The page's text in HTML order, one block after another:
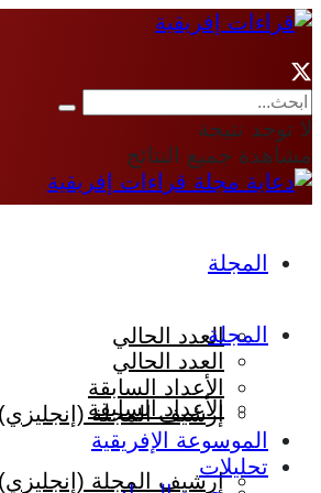
لا توجد نتيجة
مشاهدة جميع النتائج
المجلة
العدد الحالي
الأعداد السابقة
إرشيف المجلة (إنجليزي)
المجلة
العدد الحالي
الأعداد السابقة
إرشيف المجلة (إنجليزي)
الموسوعة الإفريقية
تحليلات